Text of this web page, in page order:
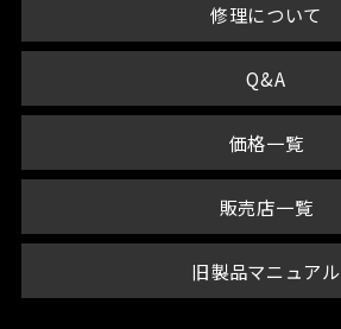
修理について
Q&A
価格一覧
販売店一覧
旧製品マニュアル